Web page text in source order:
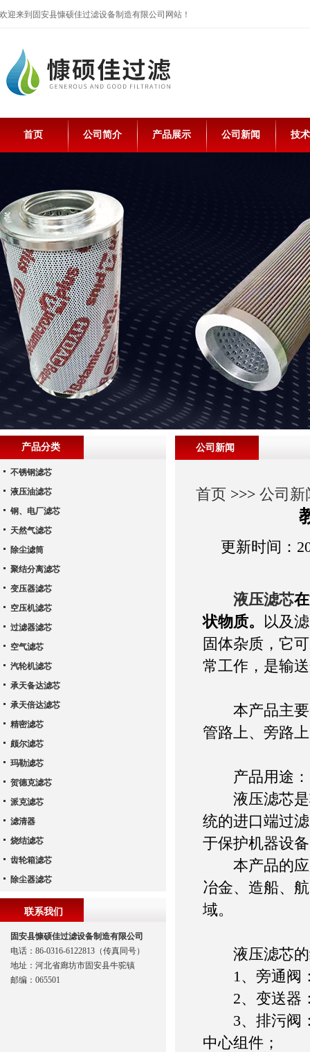
欢迎来到固安县慷硕佳过滤设备制造有限公司网站！
首页 公司简介 产品展示 公司新闻 技
公司新闻
首页 >>> 公司新
更新时间：
液压滤芯
状物质。 以及
固体杂质，它
常工作，是输
本产品主要
管路上、旁路
产品用途：
液压滤芯是
统的进口端过
于保护机器设
本产品的应
冶金、造船、
域。
液压滤芯的
1、旁通阀：
2、变送器：
3、排污阀：
中心组件；
产品分类
不锈钢滤芯
液压油滤芯
钢、电厂滤芯
天然气滤芯
除尘滤筒
聚结分离滤芯
变压器滤芯
空压机滤芯
过滤器滤芯
空气滤芯
汽轮机滤芯
承天备达滤芯
承天倍达滤芯
精密滤芯
颇尔滤芯
玛勒滤芯
贺德克滤芯
派克滤芯
滤清器
烧结滤芯
齿轮箱滤芯
除尘器滤芯
联系我们
固安县慷硕佳过滤设备制造有限公司
电话：86-0316-6122813（传真同号）
地址：河北省廊坊市固安县牛驼镇
邮编：065501